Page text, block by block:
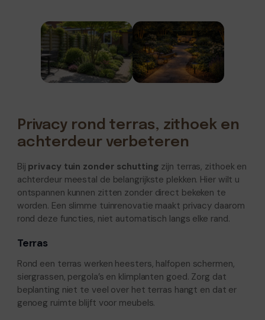
Privacy rond terras, zithoek en
achterdeur verbeteren
Bij privacy tuin zonder schutting zijn terras, zithoek en
achterdeur meestal de belangrijkste plekken. Hier wilt u
ontspannen kunnen zitten zonder direct bekeken te
worden. Een slimme tuinrenovatie maakt privacy daarom
rond deze functies, niet automatisch langs elke rand.
Terras
Rond een terras werken heesters, halfopen schermen,
siergrassen, pergola’s en klimplanten goed. Zorg dat
beplanting niet te veel over het terras hangt en dat er
genoeg ruimte blijft voor meubels.